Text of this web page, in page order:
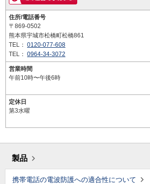
住所/電話番号
〒869-0502
熊本県宇城市松橋町松橋861
TEL： 0120-077-608
TEL： 0964-34-3072
営業時間
午前10時〜午後6時
定休日
第3水曜
製品
携帯電話の電波防護への適合性について